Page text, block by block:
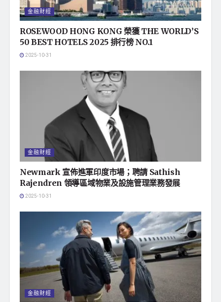
金融財經
ROSEWOOD HONG KONG 榮獲 THE WORLD’S
50 BEST HOTELS 2025 排行榜 NO.1
2025-10-31
金融財經
Newmark 宣佈進軍印度市場；聘請 Sathish
Rajendren 領導區域物業及設施管理業務發展
2025-10-31
金融財經